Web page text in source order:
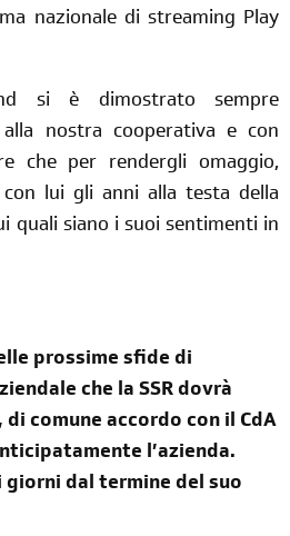
nazionale di streaming Play
si è dimostrato sempre
nostra cooperativa e con
che per rendergli omaggio,
lui gli anni alla testa della
quali siano i suoi sentimenti in
prossime sfide di
che la SSR dovrà
comune accordo con il CdA
l’azienda.
giorni dal termine del suo